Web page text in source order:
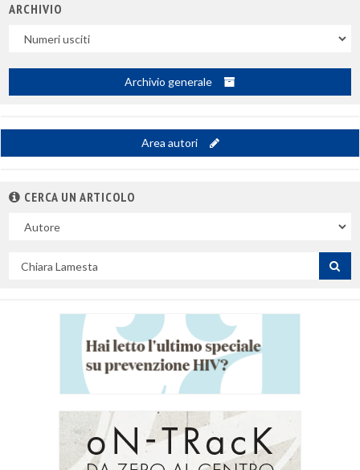
ARCHIVIO
Archivio generale
Area autori
CERCA UN ARTICOLO
campo
per